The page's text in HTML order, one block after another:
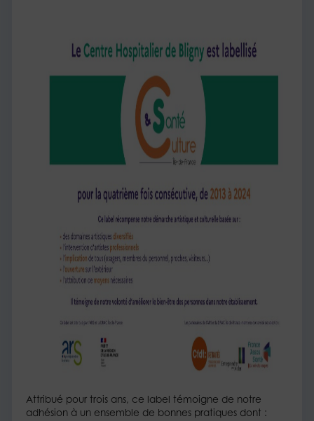
Attribué pour trois ans, ce label témoigne de notre
adhésion à un ensemble de bonnes pratiques dont :